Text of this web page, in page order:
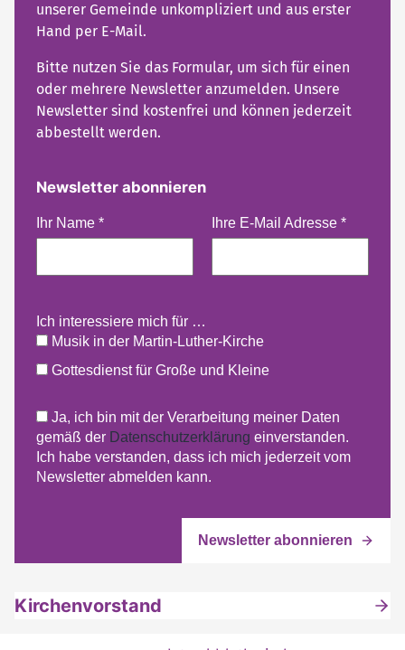
unserer Gemeinde unkompliziert und aus erster
Hand per E-Mail.
Bitte nutzen Sie das Formular, um sich für einen
oder mehrere Newsletter anzumelden. Unsere
Newsletter sind kostenfrei und können jederzeit
abbestellt werden.
Newsletter abonnieren
Ihr Name * Ihre E-Mail Adresse *
Ich interessiere mich für …
Musik in der Martin-Luther-Kirche
Gottesdienst für Große und Kleine
Ja, ich bin mit der Verarbeitung meiner Daten
gemäß der Datenschutzerklärung einverstanden.
Ich habe verstanden, dass ich mich jederzeit vom
Newsletter abmelden kann.
Kirchenvorstand